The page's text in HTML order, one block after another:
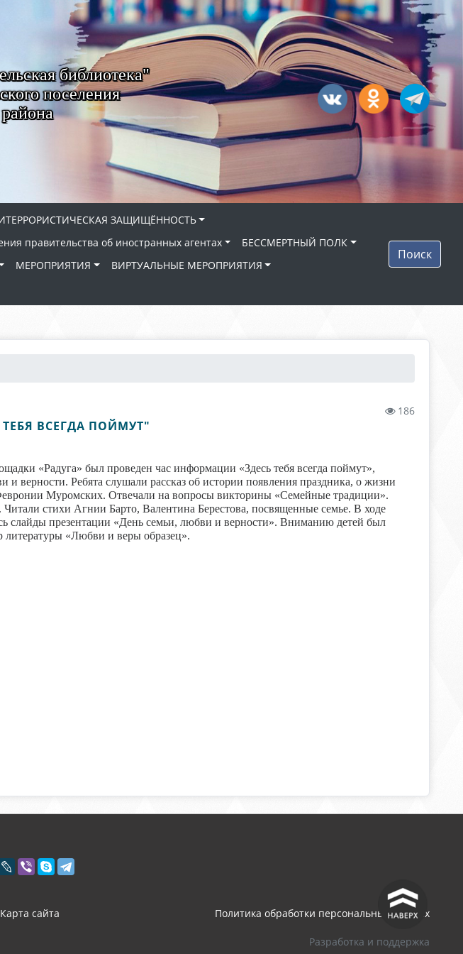
библиотека"
поселения
ЗАЩИЩЁННОСТЬ
правительства об иностранных агентах
БЕССМЕРТНЫЙ ПОЛК
МЕРОПРИЯТИЯ
ВИРТУАЛЬНЫЕ МЕРОПРИЯТИЯ
Поиск
186
ВСЕГДА ПОЙМУТ"
«Радуга» был проведен час информации «Здесь тебя всегда поймут»,
верности. Ребята слушали рассказ об истории появления праздника, о жизни
Муромских. Отвечали на вопросы викторины «Семейные традиции».
стихи Агнии Барто, Валентина Берестова, посвященные семье. В ходе
слайды презентации «День семьи, любви и верности». Вниманию детей был
«Любви и веры образец».
^
Карта сайта Политика обработки персональных данных
Разработка и поддержка